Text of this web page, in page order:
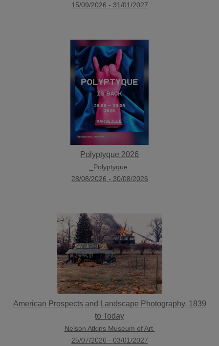
15/09/2026 - 31/01/2027
Polyptyque 2026
_Polyptyque
28/08/2026 - 30/08/2026
American Prospects and Landscape Photography, 1839
to Today
Nelson Atkins Museum of Art
25/07/2026 - 03/01/2027